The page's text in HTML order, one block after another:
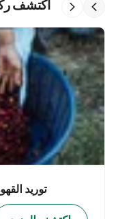
اكتشف
توريد